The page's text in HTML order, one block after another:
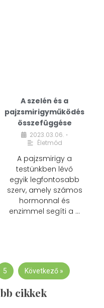
A szelén és a
pajzsmirigyműködés
összefüggése
2023.03.06. •
Életmód
A pajzsmirigy a
testünkben lévő
egyik legfontosabb
szerv, amely számos
hormonnal és
enzimmel segíti a …
5 Következő »
cikkek